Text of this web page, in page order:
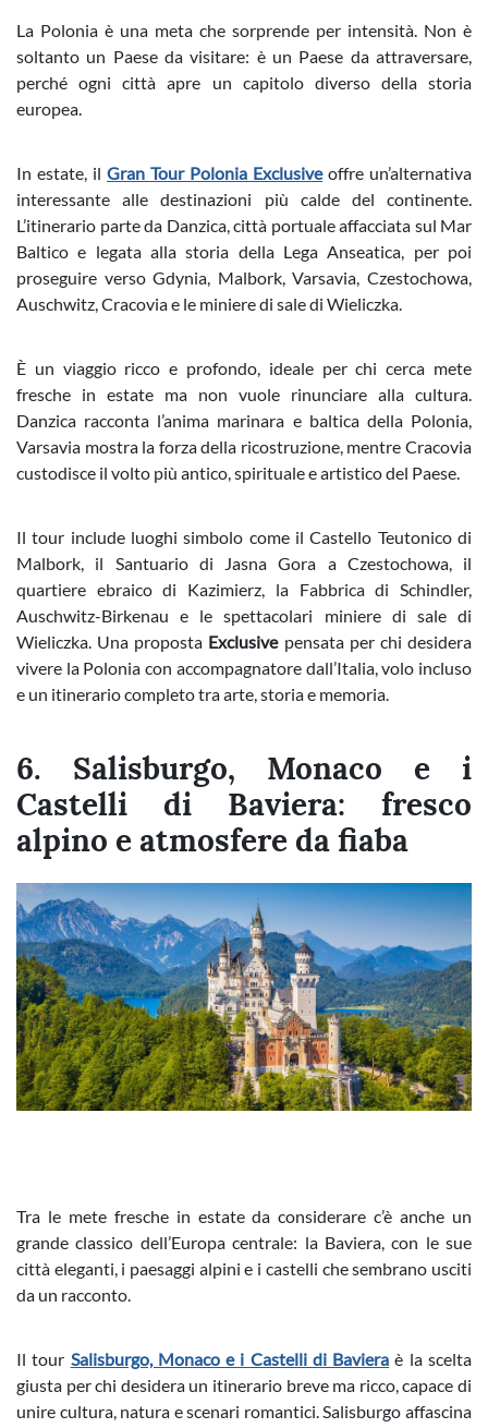
La Polonia è una meta che sorprende per intensità. Non è
soltanto un Paese da visitare: è un Paese da attraversare,
perché ogni città apre un capitolo diverso della storia
europea.
In estate, il Gran Tour Polonia Exclusiveoffre un’alternativa
interessante alle destinazioni più calde del continente.
L’itinerario parte da Danzica, città portuale affacciata sul Mar
Baltico e legata alla storia della Lega Anseatica, per poi
proseguire verso Gdynia, Malbork, Varsavia, Czestochowa,
Auschwitz, Cracovia e le miniere di sale di Wieliczka.
È un viaggio ricco e profondo, ideale per chi cerca mete
fresche in estate ma non vuole rinunciare alla cultura.
Danzica racconta l’anima marinara e baltica della Polonia,
Varsavia mostra la forza della ricostruzione, mentre Cracovia
custodisce il volto più antico, spirituale e artistico del Paese.
Il tour include luoghi simbolo come il Castello Teutonico di
Malbork, il Santuario di Jasna Gora a Czestochowa, il
quartiere ebraico di Kazimierz, la Fabbrica di Schindler,
Auschwitz-Birkenau e le spettacolari miniere di sale di
Wieliczka. Una proposta Exclusivepensata per chi desidera
vivere la Polonia con accompagnatore dall’Italia, volo incluso
e un itinerario completo tra arte, storia e memoria.
6. Salisburgo, Monaco e i
Castelli di Baviera: fresco
alpino e atmosfere da fiaba
Tra le mete fresche in estate da considerare c’è anche un
grande classico dell’Europa centrale: la Baviera, con le sue
città eleganti, i paesaggi alpini e i castelli che sembrano usciti
da un racconto.
Il tour Salisburgo, Monaco e i Castelli di Baviera è la scelta
giusta per chi desidera un itinerario breve ma ricco, capace di
unire cultura, natura e scenari romantici. Salisburgo affascina